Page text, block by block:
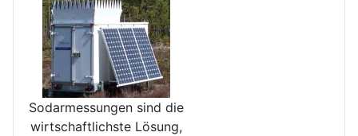
Sodarmessungen sind die
wirt­schaftlichste Lösung,